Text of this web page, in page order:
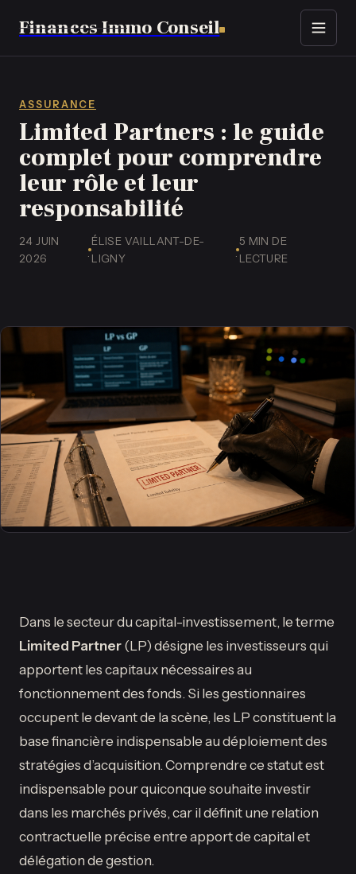
Finances Immo Conseil
Immobilier
Finance
Assurance
Business
Emploi
ASSURANCE
Limited Partners : le guide
complet pour comprendre
leur rôle et leur
responsabilité
24 JUIN
2026
·
ÉLISE VAILLANT-DE-
LIGNY
·
5 MIN DE
LECTURE
Dans le secteur du capital-investissement, le terme
Limited Partner(LP) désigne les investisseurs qui
apportent les capitaux nécessaires au
fonctionnement des fonds. Si les gestionnaires
occupent le devant de la scène, les LP constituent la
base financière indispensable au déploiement des
stratégies d’acquisition. Comprendre ce statut est
indispensable pour quiconque souhaite investir
dans les marchés privés, car il définit une relation
contractuelle précise entre apport de capital et
délégation de gestion.